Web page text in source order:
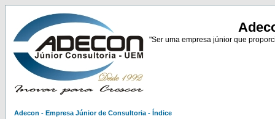
"Ser uma empresa júnior que
Adecon - Empresa Júnior de Consultoria - Índice